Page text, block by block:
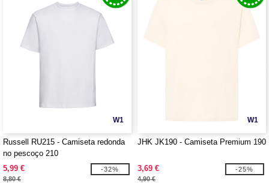
W1
Russell RU215 - Camiseta redonda
no pescoço 210
5,99 €
8,80 €
-32%
W1
JHK JK190 - Camiseta Premium 190
3,69 €
4,90 €
-25%